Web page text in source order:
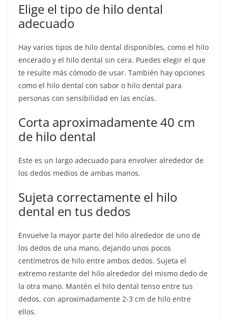
Elige el tipo de hilo dental
adecuado
Hay varios tipos de hilo dental disponibles, como el hilo
encerado y el hilo dental sin cera. Puedes elegir el que
te resulte más cómodo de usar. También hay opciones
como el hilo dental con sabor o hilo dental para
personas con sensibilidad en las encías.
Corta aproximadamente 40 cm
de hilo dental
Este es un largo adecuado para envolver alrededor de
los dedos medios de ambas manos.
Sujeta correctamente el hilo
dental en tus dedos
Envuelve la mayor parte del hilo alrededor de uno de
los dedos de una mano, dejando unos pocos
centímetros de hilo entre ambos dedos. Sujeta el
extremo restante del hilo alrededor del mismo dedo de
la otra mano. Mantén el hilo dental tenso entre tus
dedos, con aproximadamente 2-3 cm de hilo entre
ellos.